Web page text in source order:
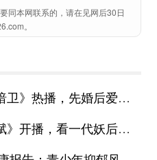
同本网联系的，请在见网后30日
。
，先婚后爱诠释别样浪漫
一代妖后与心机皇上极限拉扯